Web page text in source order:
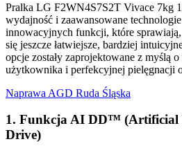
Pralka LG F2WN4S7S2T Vivace 7kg
wydajność i zaawansowane
innowacyjnych funkcji, które sprawiają,
się jeszcze łatwiejsze, bardziej
opcje zostały zaprojektowane z myślą
użytkownika i perfekcyjnej pielęgnacji
Naprawa AGD Ruda Śląska
1. Funkcja AI DD™ (Artificial
Drive)